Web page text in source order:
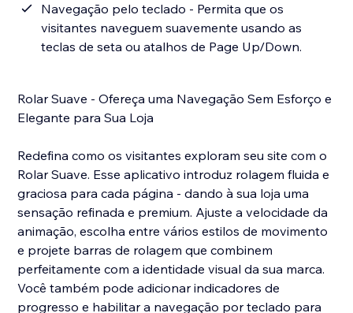
Navegação pelo teclado - Permita que os
visitantes naveguem suavemente usando as
teclas de seta ou atalhos de Page Up/Down.
Rolar Suave - Ofereça uma Navegação Sem Esforço e
Elegante para Sua Loja
Redefina como os visitantes exploram seu site com o
Rolar Suave. Esse aplicativo introduz rolagem fluida e
graciosa para cada página - dando à sua loja uma
sensação refinada e premium. Ajuste a velocidade da
animação, escolha entre vários estilos de movimento
e projete barras de rolagem que combinem
perfeitamente com a identidade visual da sua marca.
Você também pode adicionar indicadores de
progresso e habilitar a navegação por teclado para